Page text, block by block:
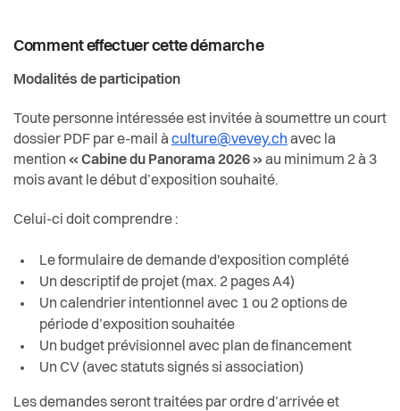
Comment effectuer cette démarche
Modalités de participation
Toute personne intéressée est invitée à soumettre un court
dossier PDF par e-mail àculture@vevey.ch avec la
mention « Cabine du Panorama 2026 » au minimum 2 à 3
mois avant le début d’exposition souhaité.
Celui-ci doit comprendre :
Le formulaire de demande d'exposition complété
Un descriptif de projet (max. 2 pages A4)
Un calendrier intentionnel avec 1 ou 2 options de
période d’exposition souhaitée
Un budget prévisionnel avec plan de financement
Un CV (avec statuts signés si association)
Les demandes seront traitées par ordre d’arrivée et